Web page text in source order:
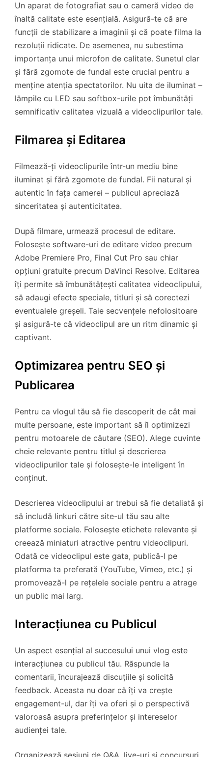
Un aparat de fotografiat sau o cameră video de
înaltă calitate este esențială. Asigură-te că are
funcții de stabilizare a imaginii și că poate filma la
rezoluții ridicate. De asemenea, nu subestima
importanța unui microfon de calitate. Sunetul clar
și fără zgomote de fundal este crucial pentru a
menține atenția spectatorilor. Nu uita de iluminat –
lămpile cu LED sau softbox-urile pot îmbunătăți
semnificativ calitatea vizuală a videoclipurilor tale.
Filmarea și Editarea
Filmează-ți videoclipurile într-un mediu bine
iluminat și fără zgomote de fundal. Fii natural și
autentic în fața camerei – publicul apreciază
sinceritatea și autenticitatea.
După filmare, urmează procesul de editare.
Folosește software-uri de editare video precum
Adobe Premiere Pro, Final Cut Pro sau chiar
opțiuni gratuite precum DaVinci Resolve. Editarea
îți permite să îmbunătățești calitatea videoclipului,
să adaugi efecte speciale, titluri și să corectezi
eventualele greșeli. Taie secvențele nefolositoare
și asigură-te că videoclipul are un ritm dinamic și
captivant.
Optimizarea pentru SEO și
Publicarea
Pentru ca vlogul tău să fie descoperit de cât mai
multe persoane, este important să îl optimizezi
pentru motoarele de căutare (SEO). Alege cuvinte
cheie relevante pentru titlul și descrierea
videoclipurilor tale și folosește-le inteligent în
conținut.
Descrierea videoclipului ar trebui să fie detaliată și
să includă linkuri către site-ul tău sau alte
platforme sociale. Folosește etichete relevante și
creează miniaturi atractive pentru videoclipuri.
Odată ce videoclipul este gata, publică-l pe
platforma ta preferată (YouTube, Vimeo, etc.) și
promovează-l pe rețelele sociale pentru a atrage
un public mai larg.
Interacțiunea cu Publicul
Un aspect esențial al succesului unui vlog este
interacțiunea cu publicul tău. Răspunde la
comentarii, încurajează discuțiile și solicită
feedback. Aceasta nu doar că îți va crește
engagement-ul, dar îți va oferi și o perspectivă
valoroasă asupra preferințelor și intereselor
audienței tale.